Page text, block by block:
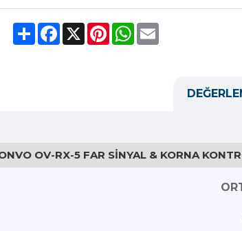
ShareFacebook
X PinterestWhatsApp
Email
OV-RX-5 FAR SINYAL & KORNA